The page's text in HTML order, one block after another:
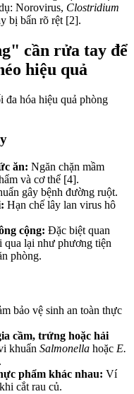
Norovirus, Clostridium
bị bẩn rõ rệt [2].
cần rửa tay để
hiệu quả
đa hóa hiệu quả phòng
ăn: Ngăn chặn mầm
và cơ thể [4].
gây bệnh đường ruột.
Hạn chế lây lan virus hô
cộng: Đặc biệt quan
lại như phương tiện
phòng.
bảo vệ sinh an toàn thực
cầm, trứng hoặc hải
khuẩn Salmonella hoặc E.
phẩm khác nhau: Ví
cắt rau củ.